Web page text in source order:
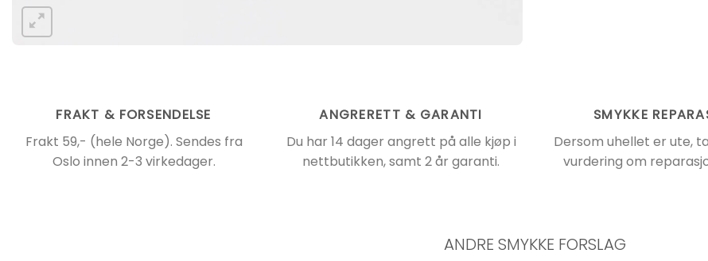
FRAKT & FORSENDELSE
Frakt 59,- (hele Norge). Sendes fra
Oslo innen 2-3 virkedager.
ANGRERETT & GARANTI
Du har 14 dager angrett på alle kjøp i
nettbutikken, samt 2 år garanti.
SMYKKE
Dersom uhellet er ute,
vurdering om
ANDRE SMYKKE FORSLAG